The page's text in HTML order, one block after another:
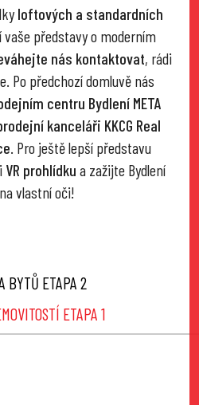
loftových a standardních
představy o moderním
nás kontaktovat, rádi
Po předchozí domluvě nás
centru Bydlení META
kanceláři KKCG Real
. Pro ještě lepší představu
VR prohlídku a zažijte Bydlení
vlastní oči!
BYTŮ ETAPA 2
ETAPA 1